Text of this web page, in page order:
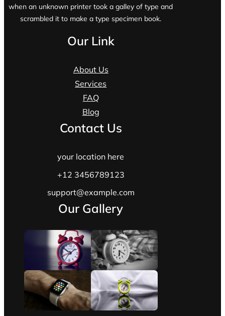
when an unknown printer took a galley of type and
scrambled it to make a type specimen book.
Our Link
About Us
Services
FAQ
Blog
Contact Us
your location here
+12 3456789123
support@example.com
Our Gallery